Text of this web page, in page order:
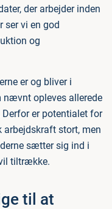
der arbejder inden
ser vi en god
og
er og bliver i
nævnt opleves allerede
er potentialet for
stort, men
sætter sig ind i
tiltrække.
til at